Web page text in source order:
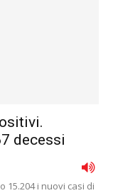
decessi
15.204 i nuovi casi di